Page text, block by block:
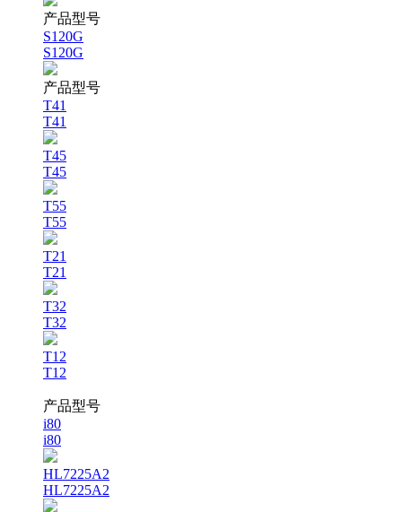
产品型号
S120G
S120G
产品型号
T41
T41
T45
T45
T55
T55
T21
T21
T32
T32
T12
T12
产品型号
i80
i80
HL7225A2
HL7225A2